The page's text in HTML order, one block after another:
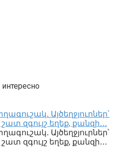
Այծեղջյուրներ՝
զգույշ եղեք, քանզի․․․
Այծեղջյուրներ՝
զգույշ եղեք, քանզի․․․